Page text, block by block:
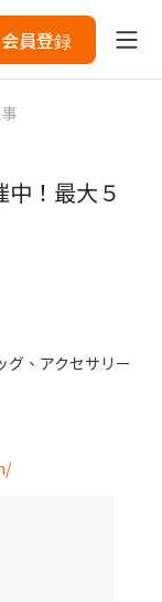
会員登録
中！最大５
グ、アクセサリー